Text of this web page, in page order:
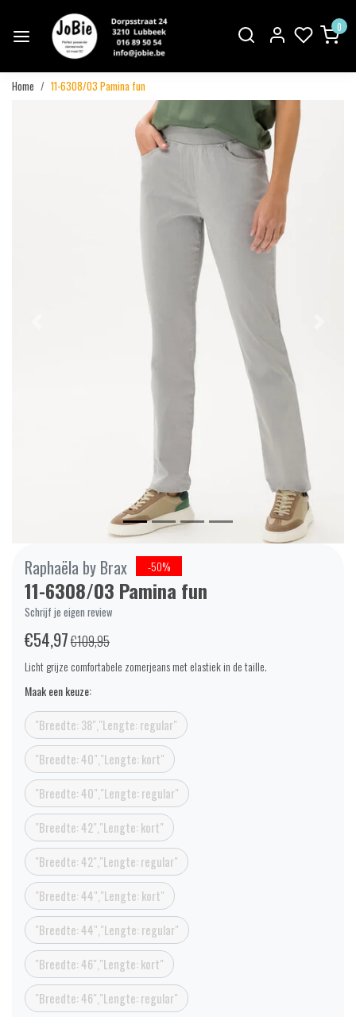
0
Home 11-6308/03 Pamina fun
Raphaëla by Brax -50%
11-6308/03 Pamina fun
Schrijf je eigen review
€54,97€109,95
Licht grijze comfortabele zomerjeans met elastiek in de taille.
Maak een keuze:
"Breedte: 38","Lengte: regular"
"Breedte: 40","Lengte: kort"
"Breedte: 40","Lengte: regular"
"Breedte: 42","Lengte: kort"
"Breedte: 42","Lengte: regular"
"Breedte: 44","Lengte: kort"
"Breedte: 44","Lengte: regular"
"Breedte: 46","Lengte: kort"
"Breedte: 46","Lengte: regular"